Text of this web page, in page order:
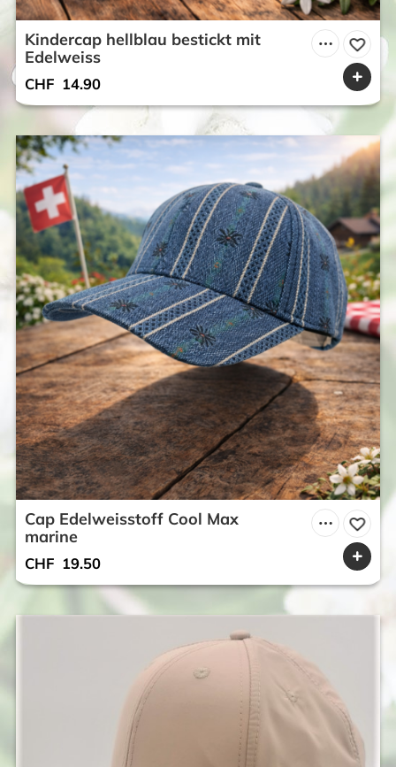
Kindercap hellblau bestickt mit
Edelweiss
CHF 14.90
Cap Edelweisstoff Cool Max
marine
CHF 19.50